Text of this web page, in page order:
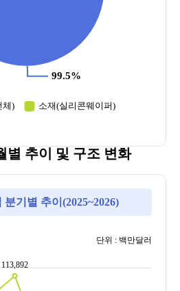
별 추이 및 구조 변화
기별 추이(2025~2026)